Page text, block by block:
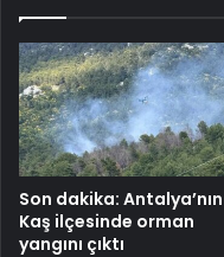
Son dakika: Antalya’nın
Kaş ilçesinde orman
yangını çıktı